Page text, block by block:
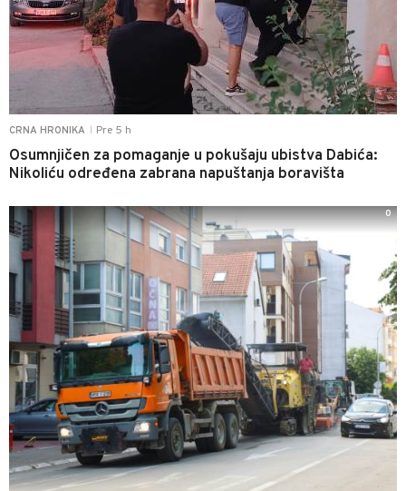
CRNA HRONIKA Pre 5 h
Osumnjičen za pomaganje u pokušaju ubistva Dabića:
Nikoliću određena zabrana napuštanja boravišta
0